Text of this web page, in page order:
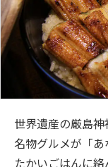
世界遺産の厳島
名物グルメが「
たかいごはんに絡